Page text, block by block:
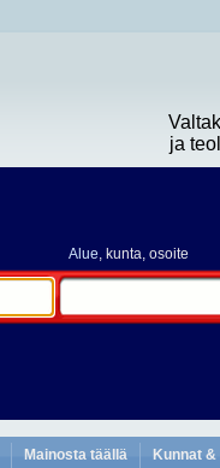
ja
Alue, kunta, osoite
Mainosta täällä Kunnat